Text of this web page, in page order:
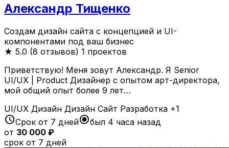
Александр Тищенко
Создам дизайн сайта с концепцией и UI-
компонентами под ваш бизнес
★ 5.0 (8 отзывов) 1 проектов
Приветствую! Меня зовут Александр. Я Senior
UI/UX | Product Дизайнер с опытом арт-директора,
мой общий опыт более 9 лет…
UI/UX Дизайн Дизайн Сайт Разработка +1
scheduleСрок от 7 днейradio_button_checkedбыл 4 часа назад
от 30 000 ₽
срок от 7 дней